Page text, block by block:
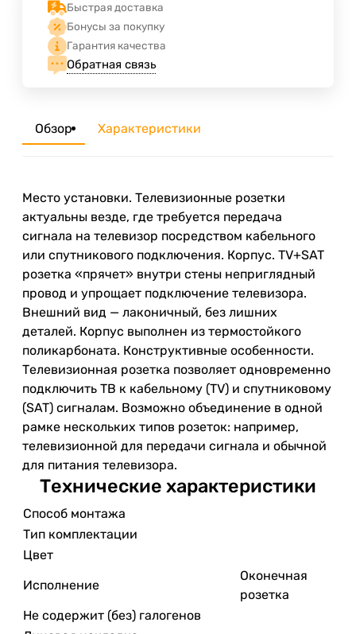
Быстрая доставка
Бонусы за покупку
Гарантия качества
Обратная связь
Обзор Характеристики
Место установки. Телевизионные розетки
актуальны везде, где требуется передача
сигнала на телевизор посредством кабельного
или спутникового подключения. Корпус. TV+SAT
розетка «прячет» внутри стены неприглядный
провод и упрощает подключение телевизора.
Внешний вид — лаконичный, без лишних
деталей. Корпус выполнен из термостойкого
поликарбоната. Конструктивные особенности.
Телевизионная розетка позволяет одновременно
подключить ТВ к кабельному (TV) и спутниковому
(SAT) сигналам. Возможно объединение в одной
рамке нескольких типов розеток: например,
телевизионной для передачи сигнала и обычной
для питания телевизора.
Технические характеристики
Способ монтажа
Тип комплектации
Цвет
Исполнение
Оконечная
розетка
Не содержит (без) галогенов